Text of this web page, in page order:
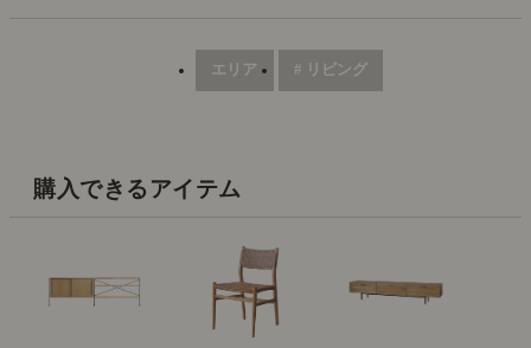
エリア # リビング
購入できるアイテム